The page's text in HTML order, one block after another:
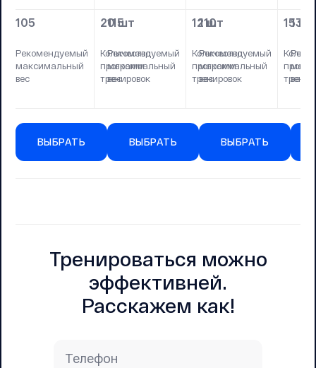
105
Рекомендуемый
максимальный
вес
20 шт
Количество
программ
тренировок
ВЫБРАТЬ
115
Рекомендуемый
максимальный
вес
12 шт
Количество
программ
тренировок
ВЫБРАТЬ
110
Рекомендуемый
максимальный
вес
15 шт
ВЫБРАТЬ
130
вес
Тренироваться можно
эффективней.
Расскажем как!
Телефон